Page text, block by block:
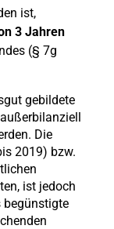
ist,
3 Jahren
(§ 7g
gebildete
Die
2019) bzw.
ist jedoch
begünstigte